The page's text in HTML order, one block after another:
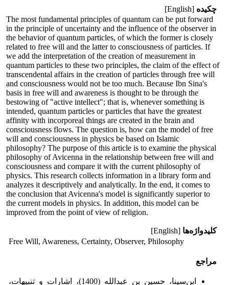
چکیده [English]
The most fundamental principles of quantum can be put forward
in the principle of uncertainty and the influence of the observer in
the behavior of quantum particles, of which the former is closely
related to free will and the latter to consciousness of particles. If
we add the interpretation of the creation of measurement in
quantum particles to these two principles, the claim of the effect of
transcendental affairs in the creation of particles through free will
and consciousness would not be too much. Because Ibn Sina's
basis in free will and awareness is thought to be through the
bestowing of "active intellect"; that is, whenever something is
intended, quantum particles or particles that have the greatest
affinity with incorporeal things are created in the brain and
consciousness flows. The question is, how can the model of free
will and consciousness in physics be based on Islamic
philosophy? The purpose of this article is to examine the physical
philosophy of Avicenna in the relationship between free will and
consciousness and compare it with the current philosophy of
physics. This research collects information in a library form and
analyzes it descriptively and analytically. In the end, it comes to
the conclusion that Avicenna's model is significantly superior to
the current models in physics. In addition, this model can be
improved from the point of view of religion.
کلیدواژه‌ها [English]
Free Will, Awareness, Certainty, Observer, Philosophy
مراجع
ابن‌سینا، حسین بن عبدالله (1400)، اشارات و تنبیهات،